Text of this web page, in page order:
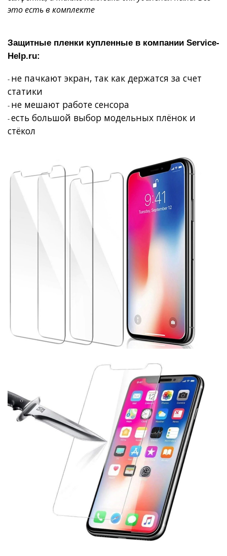
это есть в комплекте
Защитные пленки купленные в компании Service-
Help.ru:
- не пачкают экран, так как держатся за счет
статики
- не мешают работе сенсора
-есть большой выбор модельных плёнок и
стёкол